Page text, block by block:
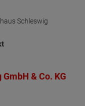
Schleswig
& Co. KG